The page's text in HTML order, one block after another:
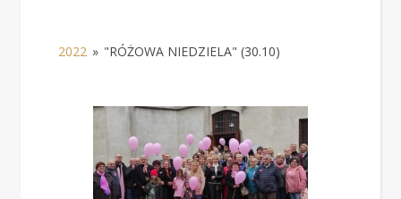
2022 » "RÓŻOWA NIEDZIELA" (30.10)